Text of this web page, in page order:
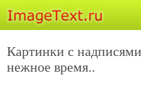
Картинки с
нежное время..